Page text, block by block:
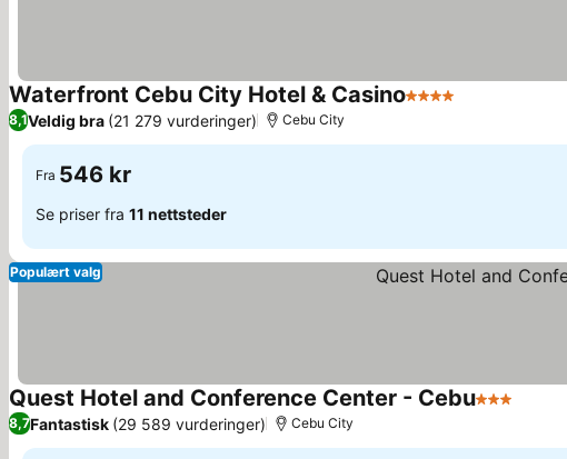
Waterfront Cebu City Hotel & Casino4 Stjerner
8,1Veldig bra (21 279 vurderinger) Cebu City
Fra 546 kr
Se priser fra 11 nettsteder
Populært valg
Quest Hotel and Conference Center - Cebu3 Stjerner
8,7Fantastisk (29 589 vurderinger) Cebu City